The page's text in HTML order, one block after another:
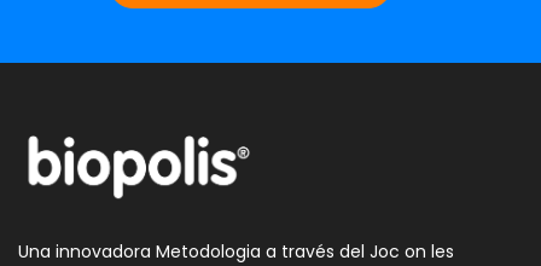
Una innovadora Metodologia a través del Joc on les